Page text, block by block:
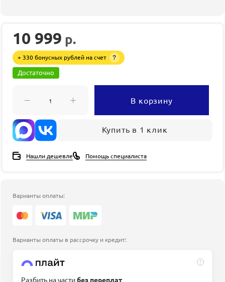
10 999 р.
+ 330 бонусных рублей на счет ?
Достаточно
В корзину
Купить в 1 клик
Нашли дешевле Помощь специалиста
Варианты оплаты:
Варианты оплаты в рассрочку и кредит:
?
Разбить на частибез переплат